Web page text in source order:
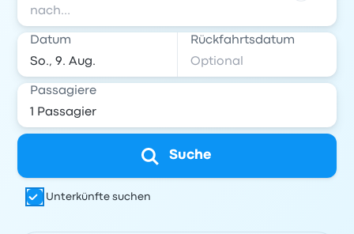
Datum Rückfahrtsdatum
Passagiere
Suche
Unterkünfte suchen